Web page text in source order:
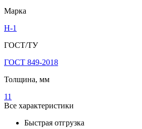
Марка
Н-1
ГОСТ/ТУ
ГОСТ 849-2018
Толщина, мм
11
Все характеристики
Быстрая отгрузка